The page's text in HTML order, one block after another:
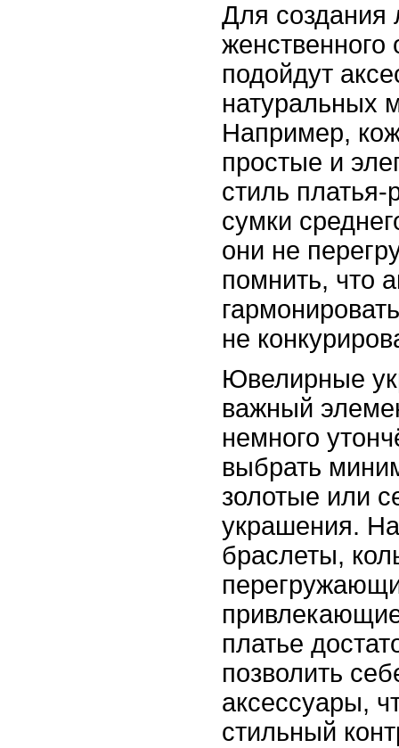
Для создания
женственного
подойдут
натуральных
Например,
простые и
стиль
сумки
они не
помнить, что
не
Ювелирные
важный
немного
выбрать
золотые или
украшения.
браслеты,
платье
позволить
аксессуары,
стильный